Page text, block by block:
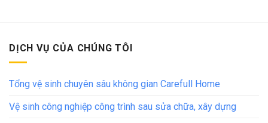
DỊCH VỤ CỦA CHÚNG TÔI
Tổng vệ sinh chuyên sâu không gian Carefull Home
Vệ sinh công nghiệp công trình sau sửa chữa, xây dựng